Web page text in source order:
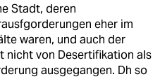
Stadt, deren
eher im
waren, und auch der
nicht von Desertifikation als
ausgegangen. Dh so